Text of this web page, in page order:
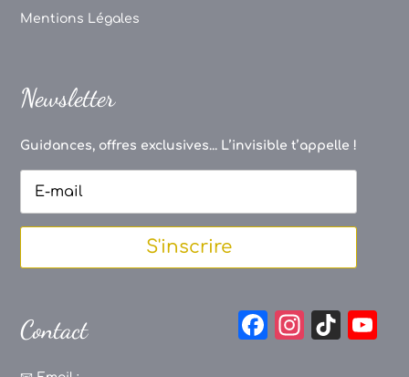
Mentions Légales
Newsletter
Guidances, offres exclusives... L’invisible t’appelle !
S'inscrire
Contact
F
In
Ti